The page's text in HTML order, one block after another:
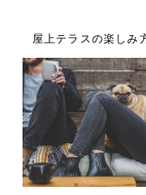
屋上テラスの楽しみ